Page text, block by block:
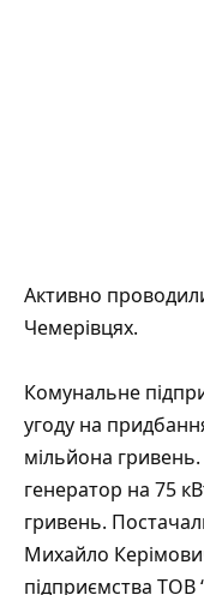
Активно
Чемерівцях.
Комунальне
угоду на
мільйона
генератор на 75
гривень.
Михайло
підприємства ТОВ